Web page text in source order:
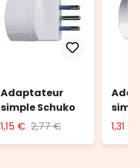
Adaptateur
simple Schuko
1,15 € 2,77 €
avec
1,31 €